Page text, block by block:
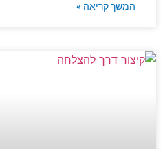
המשך קריאה »